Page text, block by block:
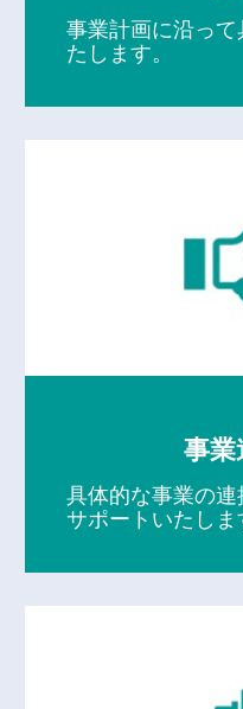
事業計画に沿っ
たします。
事業
具体的な事業の
サポートいたしま